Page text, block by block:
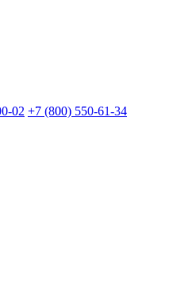
02 +7 (800) 550-61-34